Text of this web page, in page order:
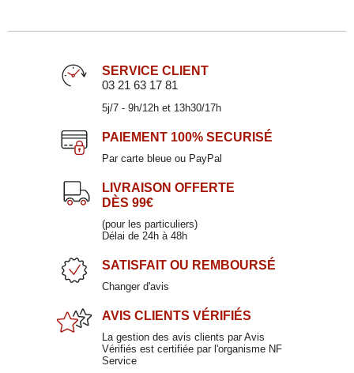
Gobelet bas 38cl
7,90 €
Verre à vin rouge en verre 25cl
SQUARE
11,50 €
SERVICE CLIENT
03 21 63 17 81
5j/7 - 9h/12h et 13h30/17h
PAIEMENT 100% SECURISÉ
Par carte bleue ou PayPal
LIVRAISON OFFERTE
DÈS 99€
(pour les particuliers)
Délai de 24h à 48h
SATISFAIT OU REMBOURSÉ
Changer d'avis
AVIS CLIENTS VÉRIFIÉS
La gestion des avis clients par Avis
Vérifiés est certifiée par l'organisme NF
Service